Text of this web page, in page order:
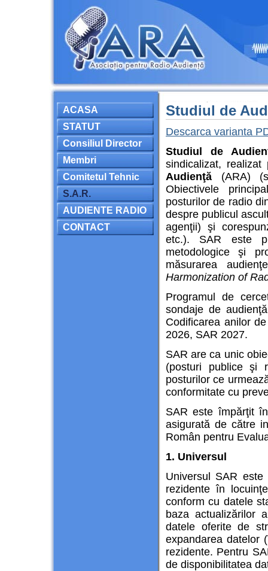
ACASA
STATUT
Consiliul Director
Membri
Comitetul Tehnic
S.A.R.
AUDIENTE RADIO
CONTACT
Studiul de
Descarca varianta
Studiul de
sindicalizat,
Audienţă (ARA)
Obiectivele
posturilor de radio
despre publicul
agenţii) şi
etc.). SAR este
metodologice şi
măsurarea
Harmonization of
Programul de
sondaje de
Codificarea anilor
2026, SAR 2027.
SAR are ca unic
(posturi publice şi
posturilor ce
conformitate cu
SAR este împărţit
asigurată de către
Român pentru
1. Universul
Universul SAR
rezidente în
conform cu datele
baza actualizărilor
datele oferite de
expandarea datelor
rezidente. Pentru
de disponibilitatea